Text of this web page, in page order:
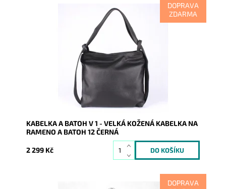
DOPRAVA
ZDARMA
Kabelka na rameno a batoh v jednom provedení!
Moderní italský kvalitní kožený doplněk každé ženy.
Skladem
7822
Vera Pelle
2 roky
KABELKA A BATOH V 1 - VELKÁ KOŽENÁ KABELKA NA
RAMENO A BATOH 12 ČERNÁ
2 299 Kč
DOPRAVA